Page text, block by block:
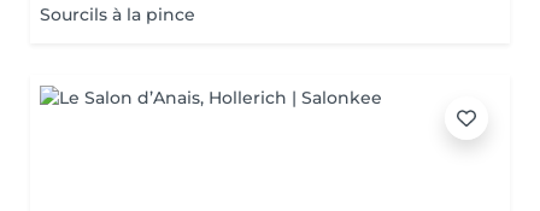
Sourcils à la pince